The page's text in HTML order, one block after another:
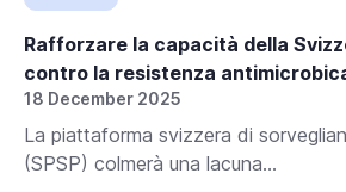
Rafforzare la capacità della
contro la resistenza
18 December 2025
La piattaforma svizzera di
(SPSP) colmerà una lacuna...